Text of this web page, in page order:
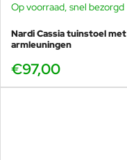
Op voorraad, snel bezorgd
Nardi Cassia tuinstoel met
armleuningen
€97,00